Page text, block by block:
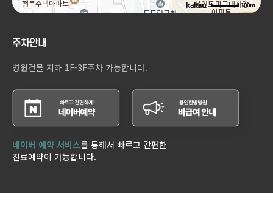
100m
주차안내
병원건물 지하 1F-3F주차 가능합니다.
네이버 예약 서비스를 통해서 빠르고 간편한
진료예약이 가능합니다.